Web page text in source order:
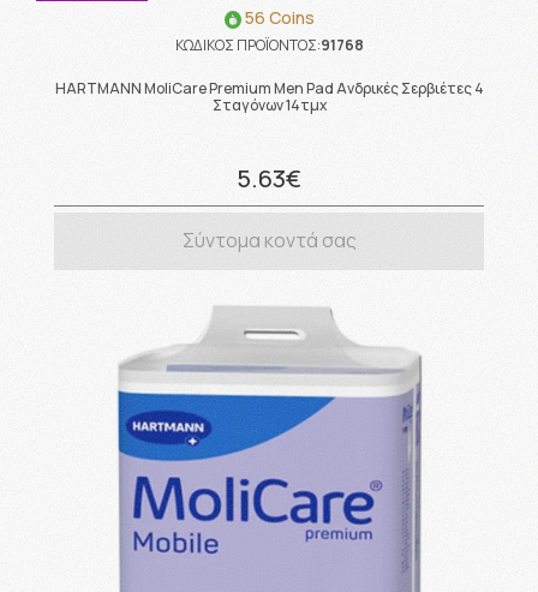
56 Coins
ΚΩΔΙΚΟΣ ΠΡΟΪΟΝΤΟΣ:91768
HARTMANN MoliCare Premium Men Pad Ανδρικές Σερβιέτες 4
Σταγόνων 14τμχ
5.63€
Σύντομα κοντά σας